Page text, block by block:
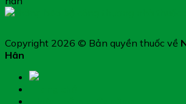
Copyright 2026 © Bản quyền thuốc về
Hân